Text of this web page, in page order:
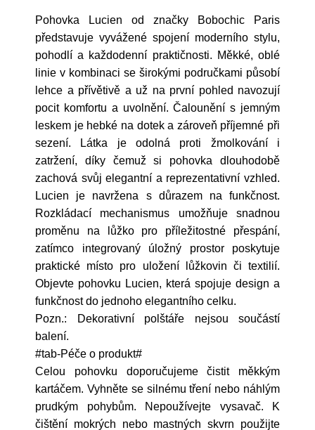
Pohovka Lucien od značky Bobochic Paris
představuje vyvážené spojení moderního stylu,
pohodlí a každodenní praktičnosti. Měkké, oblé
linie v kombinaci se širokými područkami působí
lehce a přívětivě a už na první pohled navozují
pocit komfortu a uvolnění. Čalounění s jemným
leskem je hebké na dotek a zároveň příjemné při
sezení. Látka je odolná proti žmolkování i
zatržení, díky čemuž si pohovka dlouhodobě
zachová svůj elegantní a reprezentativní vzhled.
Lucien je navržena s důrazem na funkčnost.
Rozkládací mechanismus umožňuje snadnou
proměnu na lůžko pro příležitostné přespání,
zatímco integrovaný úložný prostor poskytuje
praktické místo pro uložení lůžkovin či textilií.
Objevte pohovku Lucien, která spojuje design a
funkčnost do jednoho elegantního celku.
Pozn.: Dekorativní polštáře nejsou součástí
balení.
#tab-Péče o produkt#
Celou pohovku doporučujeme čistit měkkým
kartáčem. Vyhněte se silnému tření nebo náhlým
prudkým pohybům. Nepoužívejte vysavač. K
čištění mokrých nebo mastných skvrn použijte